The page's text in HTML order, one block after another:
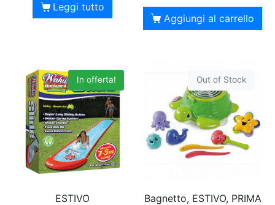
Leggi tutto
Aggiungi al carrello
In offerta!
ESTIVO
Out of Stock
Bagnetto, ESTIVO, PRIMA